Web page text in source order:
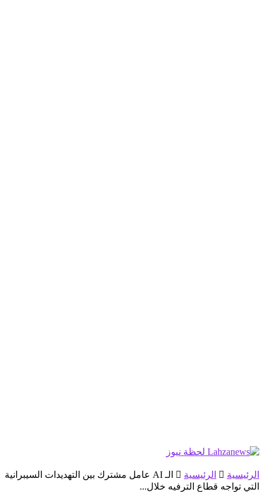
الرئيسية الرئيسية
الـ AI عامل مشترك بين التهديدات السيبرانية
التي تواجه قطاع الترفيه خلال...